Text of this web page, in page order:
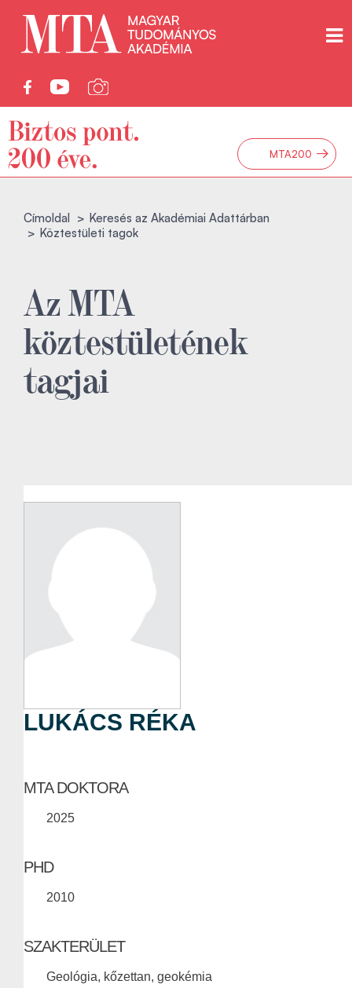
MTA200 →
Címoldal
Keresés az Akadémiai Adattárban
Köztestületi tagok
Az MTA
köztestületének
tagjai
LUKÁCS RÉKA
MTA DOKTORA
2025
PHD
2010
SZAKTERÜLET
Geológia, kőzettan, geokémia